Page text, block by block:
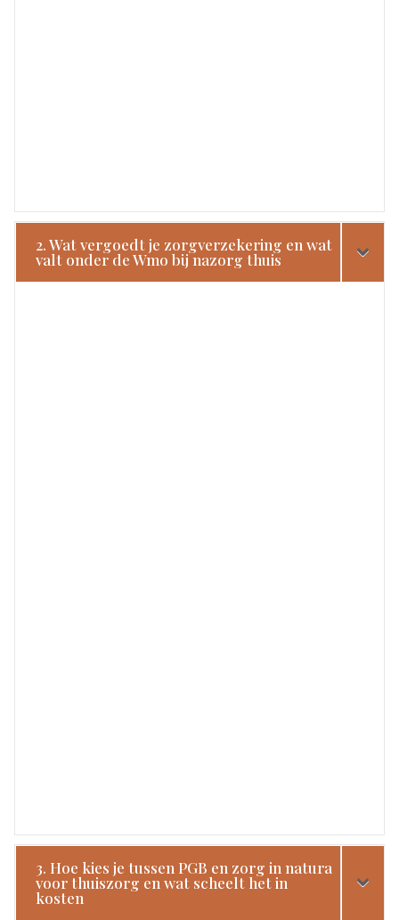
2. Wat vergoedt je zorgverzekering en wat
valt onder de Wmo bij nazorg thuis
3. Hoe kies je tussen PGB en zorg in natura
voor thuiszorg en wat scheelt het in
kosten